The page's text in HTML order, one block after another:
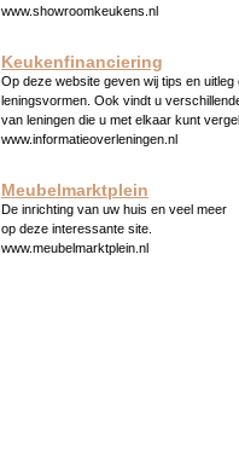
www.showroomkeukens.nl
Keukenfinanciering
Op deze website geven wij tips en
leningsvormen. Ook vindt u
van leningen die u met elkaar kunt
www.informatieoverleningen.nl
Meubelmarktplein
De inrichting van uw huis en veel meer
op deze interessante site.
www.meubelmarktplein.nl